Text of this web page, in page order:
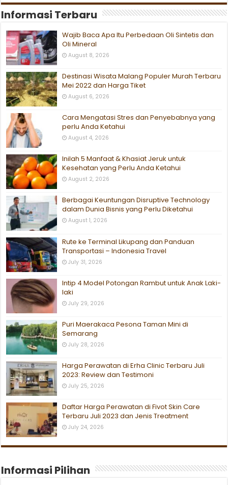
Informasi Terbaru
Wajib Baca Apa Itu Perbedaan Oli Sintetis dan
Oli Mineral
August 8, 2026
Destinasi Wisata Malang Populer Murah Terbaru
Mei 2022 dan Harga Tiket
August 6, 2026
Cara Mengatasi Stres dan Penyebabnya yang
perlu Anda Ketahui
August 4, 2026
Inilah 5 Manfaat & Khasiat Jeruk untuk
Kesehatan yang Perlu Anda Ketahui
August 2, 2026
Berbagai Keuntungan Disruptive Technology
dalam Dunia Bisnis yang Perlu Diketahui
August 1, 2026
Rute ke Terminal Likupang dan Panduan
Transportasi – Indonesia Travel
July 31, 2026
Intip 4 Model Potongan Rambut untuk Anak Laki-
laki
July 29, 2026
Puri Maerakaca Pesona Taman Mini di
Semarang
July 28, 2026
Harga Perawatan di Erha Clinic Terbaru Juli
2023: Review dan Testimoni
July 25, 2026
Daftar Harga Perawatan di Fivot Skin Care
Terbaru Juli 2023 dan Jenis Treatment
July 24, 2026
Informasi Pilihan